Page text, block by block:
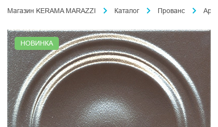
Магазин KERAMA MARAZZI Каталог Прованс
НОВИНКА